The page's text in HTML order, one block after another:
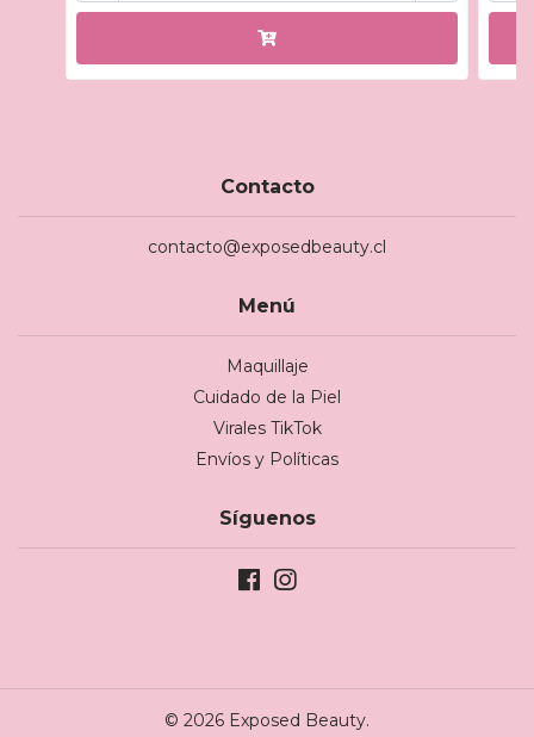
Contacto
contacto@exposedbeauty.cl
Menú
Maquillaje
Cuidado de la Piel
Virales TikTok
Envíos y Políticas
Síguenos
© 2026 Exposed Beauty.